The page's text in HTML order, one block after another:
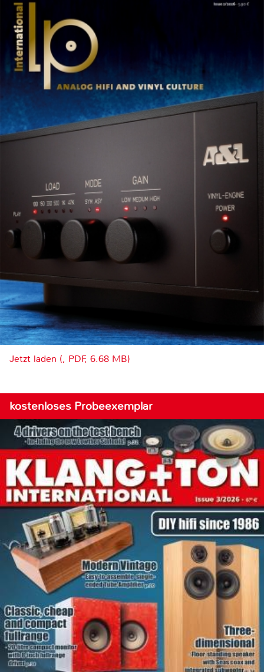
Jetzt laden (, PDF, 6.68 MB)
kostenloses Probeexemplar